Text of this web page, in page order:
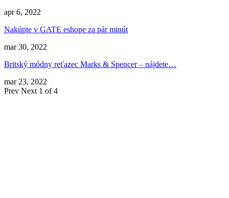
apr 6, 2022
Nakúpte v GATE eshope za pár minút
mar 30, 2022
Britský módny reťazec Marks & Spencer – nájdete…
mar 23, 2022
Prev Next 1 of 4